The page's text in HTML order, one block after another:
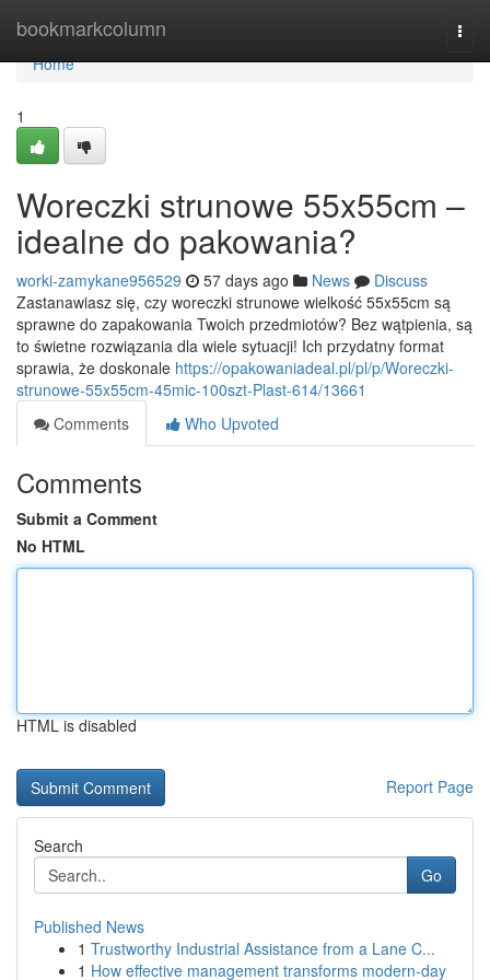
bookmarkcolumn
Home
Home
1
Woreczki strunowe 55x55cm –
idealne do pakowania?
worki-zamykane956529 57 days ago News
Discuss
Zastanawiasz się, czy woreczki strunowe wielkość 55x55cm są
sprawne do zapakowania Twoich przedmiotów? Bez wątpienia, są
to świetne rozwiązania dla wiele sytuacji! Ich przydatny format
sprawia, że doskonale https://opakowaniadeal.pl/pl/p/Woreczki-
strunowe-55x55cm-45mic-100szt-Plast-614/13661
Comments
Who Upvoted
Comments
Submit a Comment
No HTML
HTML is disabled
Report Page
Search
Go
Published News
1 Trustworthy Industrial Assistance from a Lane C...
1 How effective management transforms modern-day